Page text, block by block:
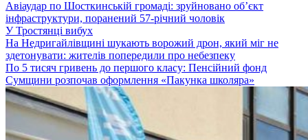
Авіаудар по Шосткинській громаді: зруйновано об’єкт
інфраструктури, поранений 57-річний чоловік
У Тростянці вибух
На Недригайлівщині шукають ворожий дрон, який міг не
здетонувати: жителів попередили про небезпеку
По 5 тисяч гривень до першого класу: Пенсійний фонд
Сумщини розпочав оформлення «Пакунка школяра»